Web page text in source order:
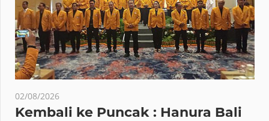
02/08/2026
Kembali ke Puncak : Hanura Bali